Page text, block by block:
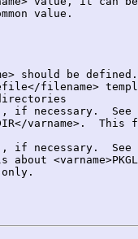
value.
should be
filename>
if necessary.
varname>.
if necessary.  See